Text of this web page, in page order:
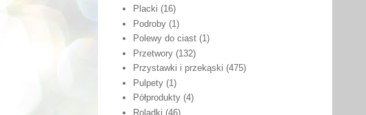
Placki (16)
Podroby (1)
Polewy do ciast (1)
Przetwory (132)
Przystawki i przekąski (475)
Pulpety (1)
Półprodukty (4)
Roladki (46)